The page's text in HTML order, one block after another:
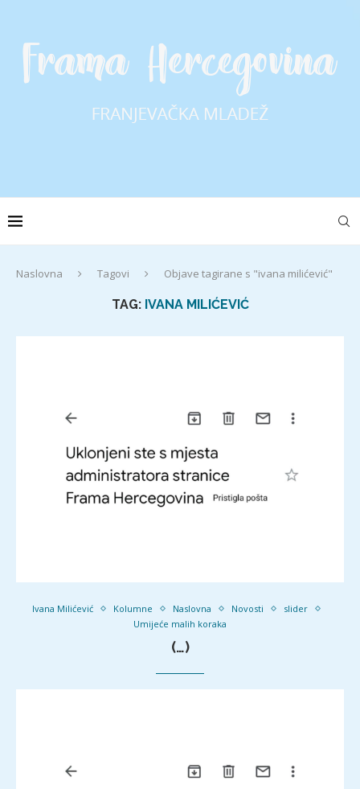
Naslovna Tagovi Objave tagirane s "ivana milićević"
TAG: IVANA MILIĆEVIĆ
Ivana Milićević Kolumne Naslovna Novosti
slider
Umijeće malih koraka
(…)